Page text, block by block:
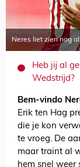
Neres liet zien nog
Heb jij al
Wedstrijd?
Bem-vindo
Erik ten Hag
die je kon
te vroeg. De
maar traint al
hem snel weer